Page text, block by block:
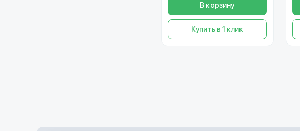
В корзину
Купить в 1 клик